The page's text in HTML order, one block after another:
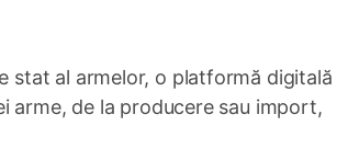
stat al armelor, o platformă digitală
arme, de la producere sau import,